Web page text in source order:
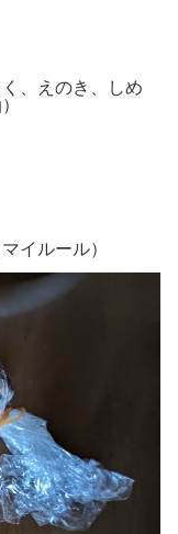
、えのき、しめ
イルール）